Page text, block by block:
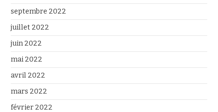
septembre 2022
juillet 2022
juin 2022
mai 2022
avril 2022
mars 2022
février 2022